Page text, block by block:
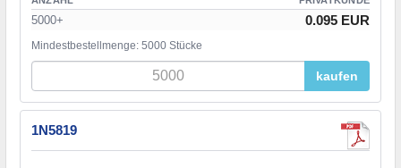
5000+ 0.095 EUR
Mindestbestellmenge: 5000 Stücke
kaufen
1N5819